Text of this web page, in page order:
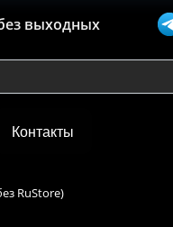
выходных
Контакты
RuStore)